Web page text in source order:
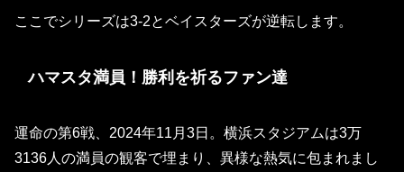
ここでシリーズは3-2とベイスターズが逆転します。
ハマスタ満員！勝利を祈るファン達
運命の第6戦、2024年11月3日。横浜スタジアムは3万
3136人の満員の観客で埋まり、異様な熱気に包まれまし